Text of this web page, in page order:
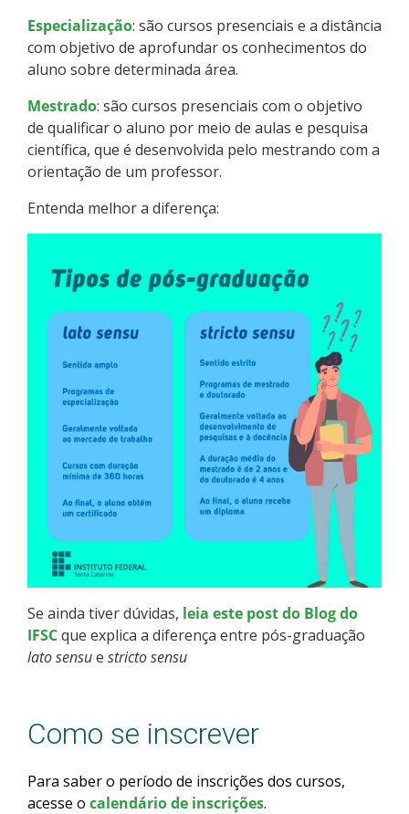
Transferências e retornos
PartiuIF
Parcerias
Processo de Inscrição
Processos Seletivos
Cotas
Orientações para comprovação de cotas
Inscrições e acompanhamento
Orientações para Matrícula
Estatísticas dos Processos Seletivos
Especialização: são cursos presenciais e a distância
com objetivo de aprofundar os conhecimentos do
aluno sobre determinada área.
Mestrado: são cursos presenciais com o objetivo
de qualificar o aluno por meio de aulas e pesquisa
científica, que é desenvolvida pelo mestrando com a
orientação de um professor.
Entenda melhor a diferença:
Se ainda tiver dúvidas, leia este post do Blog do
IFSCque explica a diferença entre pós-graduação
lato sensue stricto sensu
Como se inscrever
Para saber o período de inscrições dos cursos,
acesse o calendário de inscrições.